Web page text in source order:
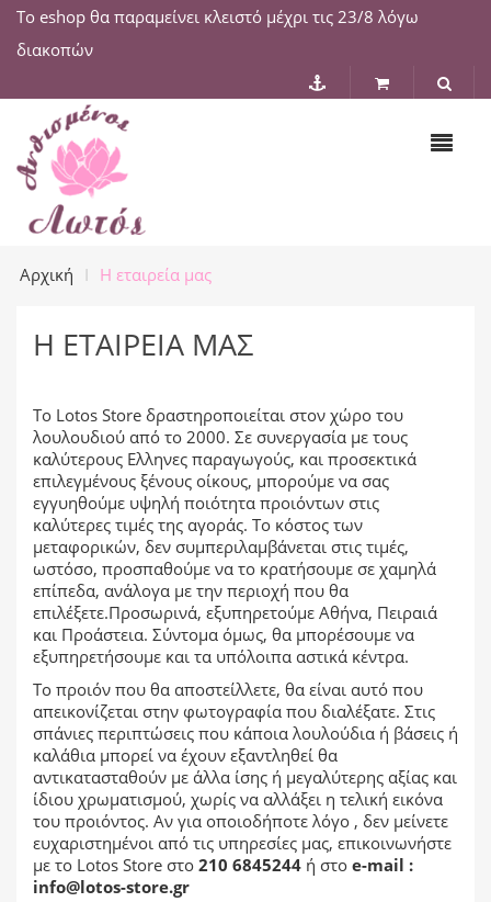
Το eshop θα παραμείνει κλειστό μέχρι τις 23/8 λόγω
διακοπών
Αρχική Η εταιρεία μας
Η ΕΤΑΙΡΕΊΑ ΜΑΣ
Το Lotos Store δραστηροποιείται στον χώρο του
λουλουδιού από το 2000. Σε συνεργασία με τους
καλύτερους Ελληνες παραγωγούς, και προσεκτικά
επιλεγμένους ξένους οίκους, μπορούμε να σας
εγγυηθούμε υψηλή ποιότητα προιόντων στις
καλύτερες τιμές της αγοράς. Το κόστος των
μεταφορικών, δεν συμπεριλαμβάνεται στις τιμές,
ωστόσο, προσπαθούμε να το κρατήσουμε σε χαμηλά
επίπεδα, ανάλογα με την περιοχή που θα
επιλέξετε.Προσωρινά, εξυπηρετούμε Αθήνα, Πειραιά
και Προάστεια. Σύντομα όμως, θα μπορέσουμε να
εξυπηρετήσουμε και τα υπόλοιπα αστικά κέντρα.
Το προιόν που θα αποστείλλετε, θα είναι αυτό που
απεικονίζεται στην φωτογραφία που διαλέξατε. Στις
σπάνιες περιπτώσεις που κάποια λουλούδια ή βάσεις ή
καλάθια μπορεί να έχουν εξαντληθεί θα
αντικατασταθούν με άλλα ίσης ή μεγαλύτερης αξίας και
ίδιου χρωματισμού, χωρίς να αλλάξει η τελική εικόνα
του προιόντος. Αν για οποιοδήποτε λόγο , δεν μείνετε
ευχαριστημένοι από τις υπηρεσίες μας, επικοινωνήστε
με το Lotos Store στο 210 6845244 ή στο e-mail :
info@lotos-store.gr